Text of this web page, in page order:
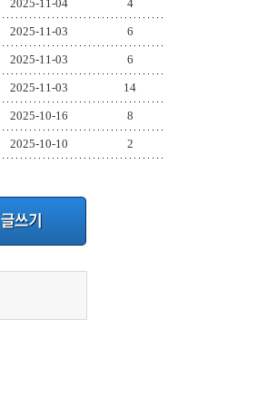
2025-11-04 4
2025-11-03 6
2025-11-03 6
2025-11-03 14
2025-10-16 8
2025-10-10 2